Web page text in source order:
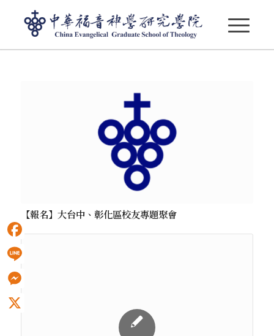
【報名】大台中、彰化區校友專題聚會
Facebook
Line
Messenger